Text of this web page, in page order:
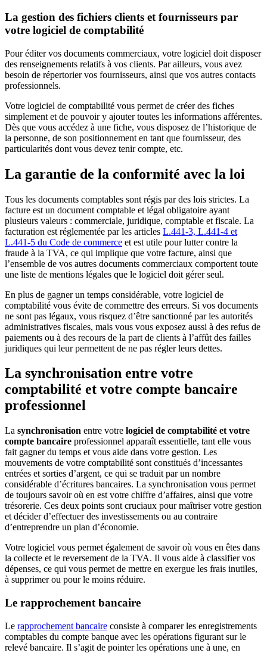
La gestion des fichiers clients et fournisseurs par
votre logiciel de comptabilité
Pour éditer vos documents commerciaux, votre logiciel doit disposer
des renseignements relatifs à vos clients. Par ailleurs, vous avez
besoin de répertorier vos fournisseurs, ainsi que vos autres contacts
professionnels.
Votre logiciel de comptabilité vous permet de créer des fiches
simplement et de pouvoir y ajouter toutes les informations afférentes.
Dès que vous accédez à une fiche, vous disposez de l’historique de
la personne, de son positionnement en tant que fournisseur, des
particularités dont vous devez tenir compte, etc.
La garantie de la conformité avec la loi
Tous les documents comptables sont régis par des lois strictes. La
facture est un document comptable et légal obligatoire ayant
plusieurs valeurs : commerciale, juridique, comptable et fiscale. La
facturation est réglementée par les articles L.441-3, L.441-4 et
L.441-5 du Code de commerce et est utile pour lutter contre la
fraude à la TVA, ce qui implique que votre facture, ainsi que
l’ensemble de vos autres documents commerciaux comportent toute
une liste de mentions légales que le logiciel doit gérer seul.
En plus de gagner un temps considérable, votre logiciel de
comptabilité vous évite de commettre des erreurs. Si vos documents
ne sont pas légaux, vous risquez d’être sanctionné par les autorités
administratives fiscales, mais vous vous exposez aussi à des refus de
paiements ou à des recours de la part de clients à l’affût des failles
juridiques qui leur permettent de ne pas régler leurs dettes.
La synchronisation entre votre
comptabilité et votre compte bancaire
professionnel
La synchronisation entre votre logiciel de comptabilité et votre
compte bancaire professionnel apparaît essentielle, tant elle vous
fait gagner du temps et vous aide dans votre gestion. Les
mouvements de votre comptabilité sont constitués d’incessantes
entrées et sorties d’argent, ce qui se traduit par un nombre
considérable d’écritures bancaires. La synchronisation vous permet
de toujours savoir où en est votre chiffre d’affaires, ainsi que votre
trésorerie. Ces deux points sont cruciaux pour maîtriser votre gestion
et décider d’effectuer des investissements ou au contraire
d’entreprendre un plan d’économie.
Votre logiciel vous permet également de savoir où vous en êtes dans
la collecte et le reversement de la TVA. Il vous aide à classifier vos
dépenses, ce qui vous permet de mettre en exergue les frais inutiles,
à supprimer ou pour le moins réduire.
Le rapprochement bancaire
Le rapprochement bancaire consiste à comparer les enregistrements
comptables du compte banque avec les opérations figurant sur le
relevé bancaire. Il s’agit de pointer les opérations une à une, en